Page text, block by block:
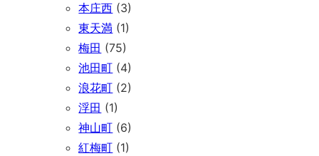
本庄西 (3)
東天満 (1)
梅田 (75)
池田町 (4)
浪花町 (2)
浮田 (1)
神山町 (6)
紅梅町 (1)